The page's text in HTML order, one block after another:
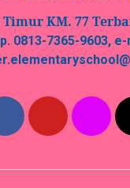
KM. 77
0813-7365-9603, e-